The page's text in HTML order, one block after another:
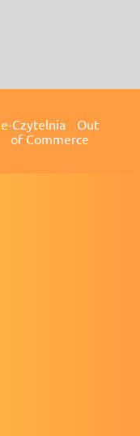
e-Czytelnia Out
of Commerce